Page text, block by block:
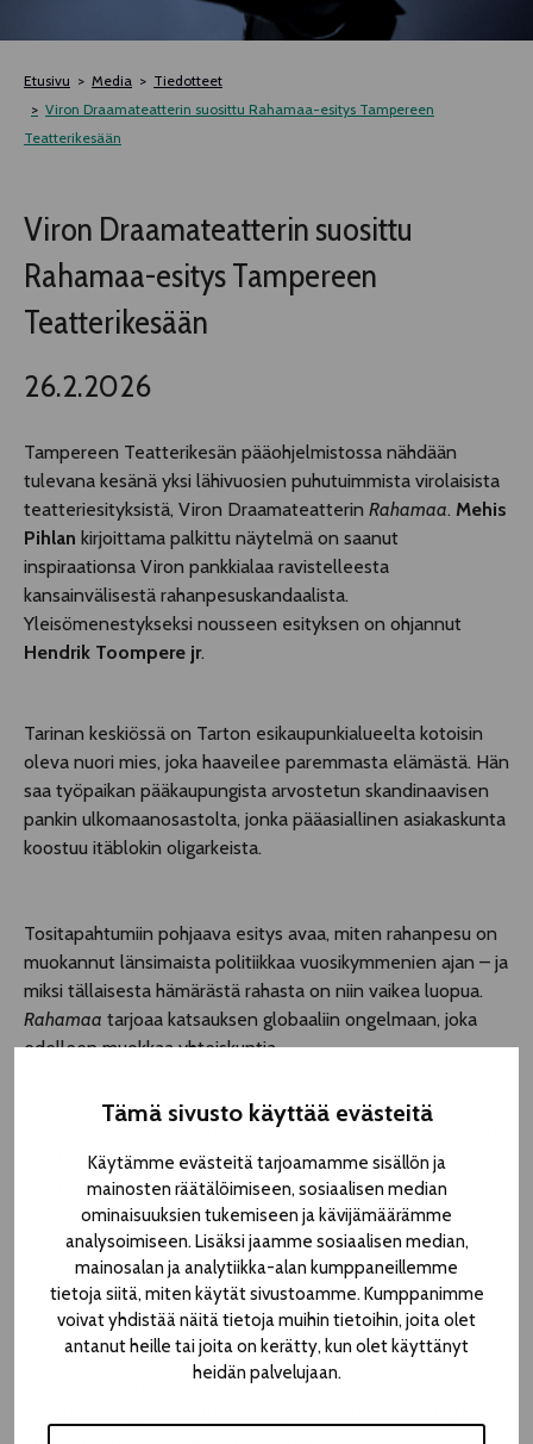
Tämä sivusto käyttää evästeitä
Käytämme evästeitä tarjoamamme sisällön ja
mainosten räätälöimiseen, sosiaalisen median
ominaisuuksien tukemiseen ja kävijämäärämme
analysoimiseen. Lisäksi jaamme sosiaalisen median,
mainosalan ja analytiikka-alan kumppaneillemme
tietoja siitä, miten käytät sivustoamme. Kumppanimme
voivat yhdistää näitä tietoja muihin tietoihin, joita olet
antanut heille tai joita on kerätty, kun olet käyttänyt
heidän palvelujaan.
TELTTALAB
OFF TAMPERE
MUU OHJELMISTO
Etusivu Media
Tiedotteet
Viron Draamateatterin suosittu Rahamaa-esitys Tampereen
Teatterikesään
Viron Draamateatterin suosittu
Rahamaa-esitys Tampereen
Teatterikesään
26.2.2026
Tampereen Teatterikesän pääohjelmistossa nähdään
tulevana kesänä yksi lähivuosien puhutuimmista virolaisista
teatteriesityksistä, Viron Draamateatterin Rahamaa. Mehis
Pihlan kirjoittama palkittu näytelmä on saanut
inspiraationsa Viron pankkialaa ravistelleesta
kansainvälisestä rahanpesuskandaalista.
Yleisömenestykseksi nousseen esityksen on ohjannut
Hendrik Toompere jr.
Tarinan keskiössä on Tarton esikaupunkialueelta kotoisin
oleva nuori mies, joka haaveilee paremmasta elämästä. Hän
saa työpaikan pääkaupungista arvostetun skandinaavisen
pankin ulkomaanosastolta, jonka pääasiallinen asiakaskunta
koostuu itäblokin oligarkeista.
Tositapahtumiin pohjaava esitys avaa, miten rahanpesu on
muokannut länsimaista politiikkaa vuosikymmenien ajan – ja
miksi tällaisesta hämärästä rahasta on niin vaikea luopua.
Rahamaa tarjoaa katsauksen globaaliin ongelmaan, joka
edelleen muokkaa yhteiskuntia.
”Näin Rahamaan Tallinnassa viime vuoden syyskuussa ja se
teki lähtemättömän vaikutuksen. Esityksessä yhdistyvät
suurenluokan aihe unohtamatta inhimillisyyttä ja
mestarillinen toteutustapa. Ajattelin heti, että tämä esitys
on saatava Suomeen ja olen äärimmäisen onnellinen, että
vierailu nyt toteutuu”, kertoo Teatterikesän taiteellisen
johtoryhmän jäsenTanjalotta Räikkä.
on yksi suurimpia kansainvälisiä tuotantoja, joka